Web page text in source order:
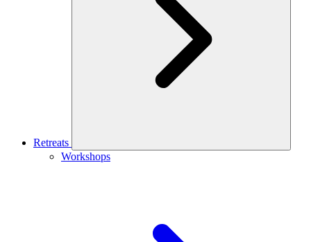
Retreats
Workshops